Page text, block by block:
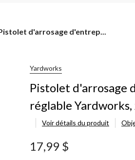
Yardworks,
d'arrosage d'entrep...
Yardworks
Pistolet d'arrosage
réglable Yardworks,
Voir détails du produit
17,99 $